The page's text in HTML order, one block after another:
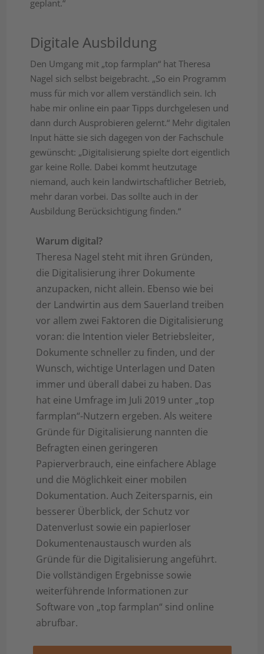
geplant.“
Digitale Ausbildung
Den Umgang mit „top farmplan“ hat Theresa
Nagel sich selbst beigebracht. „So ein Programm
muss für mich vor allem verständlich sein. Ich
habe mir online ein paar Tipps durchgelesen und
dann durch Ausprobieren gelernt.“ Mehr digitalen
Input hätte sie sich dagegen von der Fachschule
gewünscht: „Digitalisierung spielte dort eigentlich
gar keine Rolle. Dabei kommt heutzutage
niemand, auch kein landwirtschaftlicher Betrieb,
mehr daran vorbei. Das sollte auch in der
Ausbildung Berücksichtigung finden.“
Warum digital?
Theresa Nagel steht mit ihren Gründen,
die Digitalisierung ihrer Dokumente
anzupacken, nicht allein. Ebenso wie bei
der Landwirtin aus dem Sauerland treiben
vor allem zwei Faktoren die Digitalisierung
voran: die Intention vieler Betriebsleiter,
Dokumente schneller zu finden, und der
Wunsch, wichtige Unterlagen und Daten
immer und überall dabei zu haben. Das
hat eine Umfrage im Juli 2019 unter „top
farmplan“-Nutzern ergeben. Als weitere
Gründe für Digitalisierung nannten die
Befragten einen geringeren
Papierverbrauch, eine einfachere Ablage
und die Möglichkeit einer mobilen
Dokumentation. Auch Zeitersparnis, ein
besserer Überblick, der Schutz vor
Datenverlust sowie ein papierloser
Dokumentenaustausch wurden als
Gründe für die Digitalisierung angeführt.
Die vollständigen Ergebnisse sowie
weiterführende Informationen zur
Software von „top farmplan“ sind online
abrufbar.